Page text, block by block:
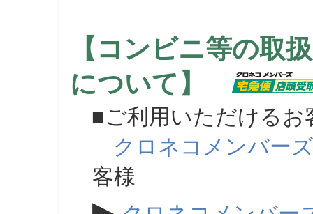
【コンビニ等の取
について】
■ご利用いただけるお
クロネコメンバーズ
客様